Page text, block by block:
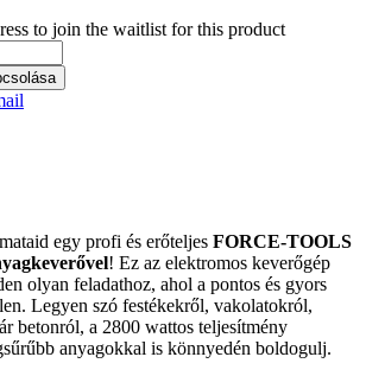
to join the waitlist for this product
egy profi és erőteljes FORCE-TOOLS
! Ez az elektromos keverőgép
olyan feladathoz, ahol a pontos és gyors
Legyen szó festékekről, vakolatokról,
betonról, a 2800 wattos teljesítmény
anyagokkal is könnyedén boldogulj.